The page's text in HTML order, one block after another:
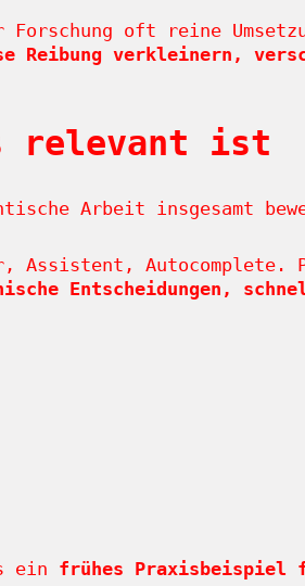
oft reine
Reibung verkleinern,
relevant ist
Arbeit insgesamt
Autocomplete.
Entscheidungen,
ein frühes Praxisbeispiel